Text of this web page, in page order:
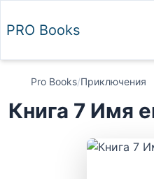
PRO Books
Pro Books/Приключения
Книга 7 Имя